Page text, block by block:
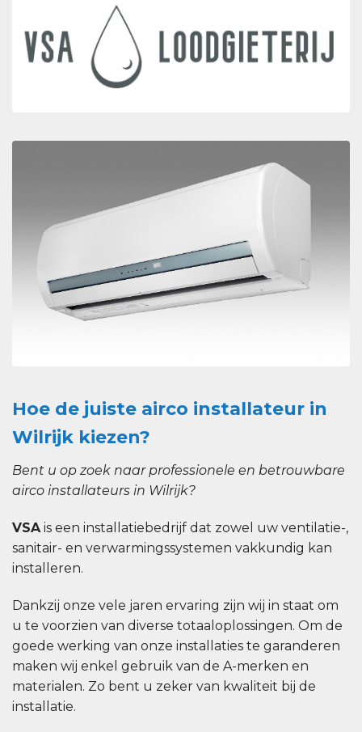
Hoe de juiste airco installateur in
Wilrijk kiezen?
Bent u op zoek naar professionele en betrouwbare
airco installateurs in Wilrijk?
VSAis een installatiebedrijf dat zowel uw ventilatie-,
sanitair- en verwarmingssystemen vakkundig kan
installeren.
Dankzij onze vele jaren ervaring zijn wij in staat om
u te voorzien van diverse totaaloplossingen. Om de
goede werking van onze installaties te garanderen
maken wij enkel gebruik van de A-merken en
materialen. Zo bent u zeker van kwaliteit bij de
installatie.